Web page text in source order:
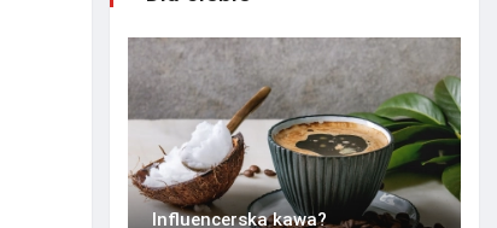
Influencerska kawa?